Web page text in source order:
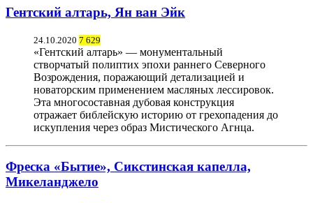
Гентский алтарь, Ян ван Эйк
24.10.2020 7 629
«Гентский алтарь» — монументальный
створчатый полиптих эпохи раннего Северного
Возрождения, поражающий детализацией и
новаторским применением масляных лессировок.
Эта многосоставная дубовая конструкция
отражает библейскую историю от грехопадения до
искупления через образ Мистического Агнца.
Фреска «Бытие», Сикстинская капелла,
Микеланджело